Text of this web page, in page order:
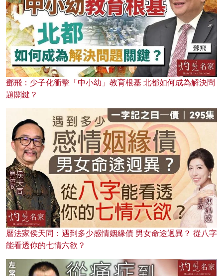
鄧飛：少子化衝擊「中小幼」教育根基 北都如何成為解決問
題關鍵？
曆法家侯天同：遇到多少感情姻緣債 男女命途迥異？ 從八字
能看透你的七情六欲？